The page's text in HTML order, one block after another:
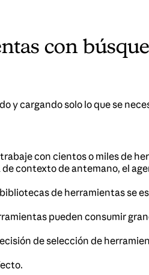
con
y cargando solo lo que se
con cientos o miles de
contexto de antemano, el
de herramientas se
pueden consumir
de selección de